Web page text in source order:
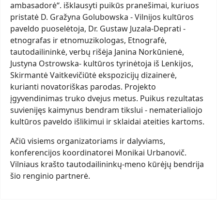
ambasadorė“. išklausyti puikūs pranešimai, kuriuos
pristatė D. Gražyna Golubowska - Vilnijos kultūros
paveldo puoselėtoja, Dr. Gustaw Juzala-Deprati -
etnografas ir etnomuzikologas, Etnografė,
tautodailininkė, verbų rišėja Janina Norkūnienė,
Justyna Ostrowska- kultūros tyrinėtoja iš Lenkijos,
Skirmantė Vaitkevičiūtė ekspozicijų dizainerė,
kurianti novatoriškas parodas. Projekto
įgyvendinimas truko dvejus metus. Puikus rezultatas
suvienijęs kaimynus bendram tikslui - nematerialiojo
kultūros paveldo išlikimui ir sklaidai ateities kartoms.
Ačiū visiems organizatoriams ir dalyviams,
konferencijos koordinatorei Monikai Urbanovič.
Vilniaus krašto tautodailininkų-meno kūrėjų bendrija
šio renginio partnerė.